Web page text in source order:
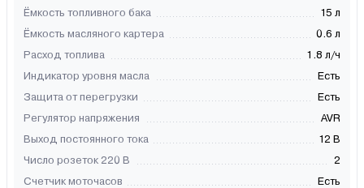
Ёмкость топливного бака
15 л
Ёмкость масляного картера
0.6 л
Расход топлива
1.8 л/ч
Индикатор уровня масла
Есть
Защита от перегрузки
Есть
Регулятор напряжения
AVR
Выход постоянного тока
12 В
Число розеток 220 В
2
Счетчик моточасов
Есть